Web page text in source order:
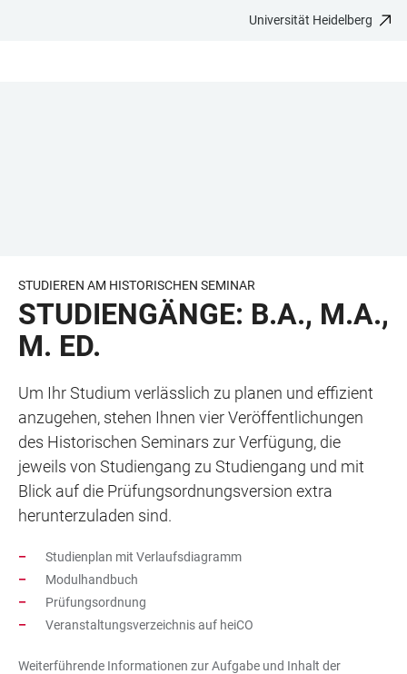
Universität Heidelberg
STUDIEREN AM HISTORISCHEN SEMINAR
STUDIENGÄNGE: B.A., M.A.,
M. ED.
Um Ihr Studium verlässlich zu planen und effizient
anzugehen, stehen Ihnen vier Veröffentlichungen
des Historischen Seminars zur Verfügung, die
jeweils von Studiengang zu Studiengang und mit
Blick auf die Prüfungsordnungsversion extra
herunterzuladen sind.
Studienplan mit Verlaufsdiagramm
Modulhandbuch
Prüfungsordnung
Veranstaltungsverzeichnis auf heiCO
Weiterführende Informationen zur Aufgabe und Inhalt der